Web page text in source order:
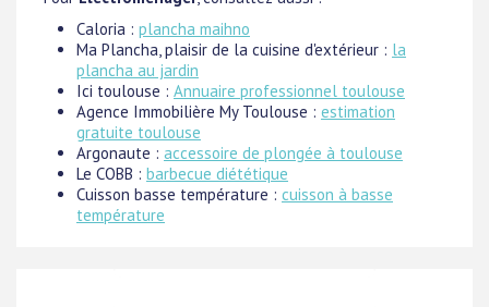
Caloria : plancha maihno
Ma Plancha, plaisir de la cuisine d'extérieur : la
plancha au jardin
Ici toulouse : Annuaire professionnel toulouse
Agence Immobilière My Toulouse : estimation
gratuite toulouse
Argonaute : accessoire de plongée à toulouse
Le COBB : barbecue diététique
Cuisson basse température : cuisson à basse
température